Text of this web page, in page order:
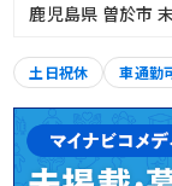
鹿児島県 曽於市
土日祝休 車通勤